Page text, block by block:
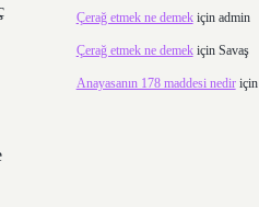
Çerağ etmek ne demekiçin admin
Çerağ etmek ne demekiçin Savaş
Anayasanın 178 maddesi nediriçin